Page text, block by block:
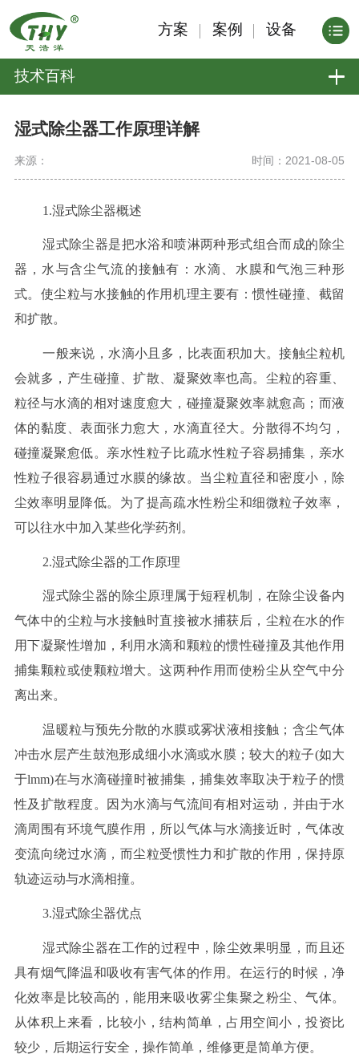
方案 案例 设备
技术百科
湿式除尘器工作原理详解
来源： 时间：2021-08-05
1.湿式除尘器概述
湿式除尘器是把水浴和喷淋两种形式组合而成的除尘
器，水与含尘气流的接触有：水滴、水膜和气泡三种形
式。使尘粒与水接触的作用机理主要有：惯性碰撞、截留
和扩散。
一般来说，水滴小且多，比表面积加大。接触尘粒机
会就多，产生碰撞、扩散、凝聚效率也高。尘粒的容重、
粒径与水滴的相对速度愈大，碰撞凝聚效率就愈高；而液
体的黏度、表面张力愈大，水滴直径大。分散得不均匀，
碰撞凝聚愈低。亲水性粒子比疏水性粒子容易捕集，亲水
性粒子很容易通过水膜的缘故。当尘粒直径和密度小，除
尘效率明显降低。为了提高疏水性粉尘和细微粒子效率，
可以往水中加入某些化学药剂。
2.湿式除尘器的工作原理
湿式除尘器的除尘原理属于短程机制，在除尘设备内
气体中的尘粒与水接触时直接被水捕获后，尘粒在水的作
用下凝聚性增加，利用水滴和颗粒的惯性碰撞及其他作用
捕集颗粒或使颗粒增大。这两种作用而使粉尘从空气中分
离出来。
温暖粒与预先分散的水膜或雾状液相接触；含尘气体
冲击水层产生鼓泡形成细小水滴或水膜；较大的粒子(如大
于lmm)在与水滴碰撞时被捕集，捕集效率取决于粒子的惯
性及扩散程度。因为水滴与气流间有相对运动，并由于水
滴周围有环境气膜作用，所以气体与水滴接近时，气体改
变流向绕过水滴，而尘粒受惯性力和扩散的作用，保持原
轨迹运动与水滴相撞。
3.湿式除尘器优点
湿式除尘器在工作的过程中，除尘效果明显，而且还
具有烟气降温和吸收有害气体的作用。在运行的时候，净
化效率是比较高的，能用来吸收雾尘集聚之粉尘、气体。
从体积上来看，比较小，结构简单，占用空间小，投资比
较少，后期运行安全，操作简单，维修更是简单方便。